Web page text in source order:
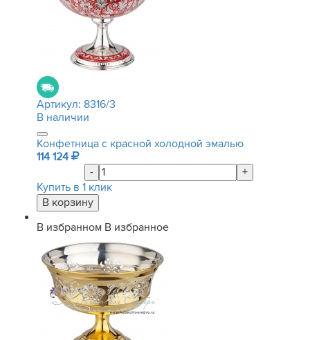
Артикул: 8316/3
В наличии
Конфетница с красной холодной эмалью
114 124
-
+
Купить в 1 клик
В избранном В избранное